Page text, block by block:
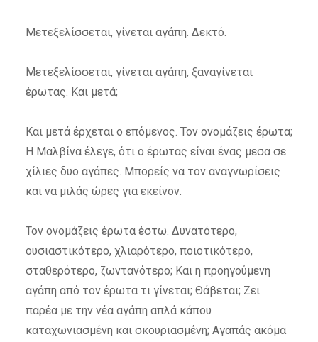
Μετεξελίσσεται, γίνεται αγάπη. Δεκτό.
Μετεξελίσσεται, γίνεται αγάπη, ξαναγίνεται
έρωτας. Και μετά;
Και μετά έρχεται ο επόμενος. Τον ονομάζεις έρωτα;
Η Μαλβίνα έλεγε, ότι ο έρωτας είναι ένας μεσα σε
χίλιες δυο αγάπες. Μπορείς να τον αναγνωρίσεις
και να μιλάς ώρες για εκείνον.
Τον ονομάζεις έρωτα έστω. Δυνατότερο,
ουσιαστικότερο, χλιαρότερο, ποιοτικότερο,
σταθερότερο, ζωντανότερο; Και η προηγούμενη
αγάπη από τον έρωτα τι γίνεται; Θάβεται; Ζει
παρέα με την νέα αγάπη απλά κάπου
καταχωνιασμένη και σκουριασμένη; Αγαπάς ακόμα